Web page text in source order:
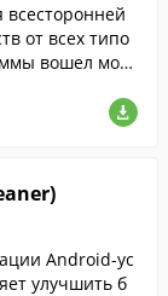
всесторонней
от всех типо
вошел мощ
другое.
Android-ус
улучшить б